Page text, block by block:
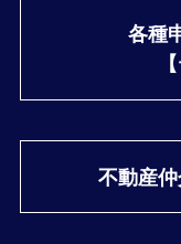
各種
不動産